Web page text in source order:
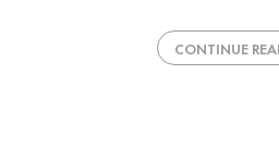
CONTINUE